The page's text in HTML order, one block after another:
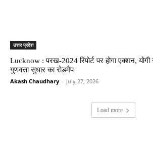
उत्तर प्रदेश
Lucknow : परख-2024 रिपोर्ट पर होगा एक्शन, योगी
गुणवत्ता सुधार का रोडमैप
Akash Chaudhary - July 27, 2026
Load more